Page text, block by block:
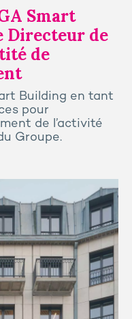
Smart
Directeur de
de
Building en tant
pour
de l’activité
Groupe.